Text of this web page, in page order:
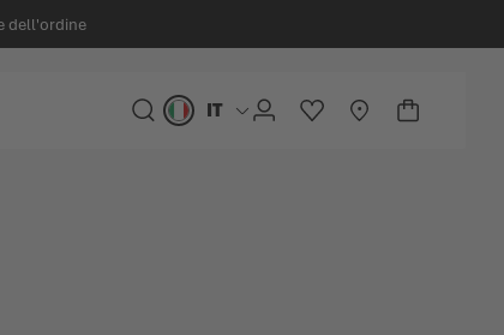
dell'ordine
CERCA
Lingua IT
ACCOUNTLISTA DESIDERI
STORELOCATOR
CARRELLO